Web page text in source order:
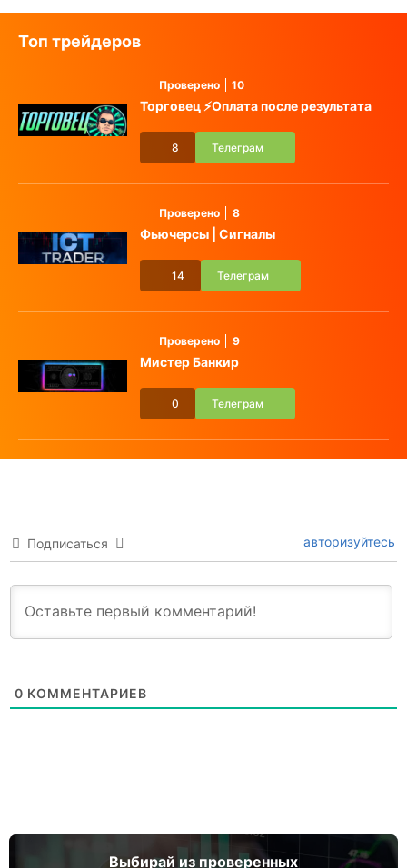
Топ трейдеров
Проверено 10
Торговец ⚡️Оплата после результата
8 Телеграм
Проверено 8
Фьючерсы | Сигналы
14 Телеграм
Проверено 9
Мистер Банкир
0 Телеграм
Подписаться авторизуйтесь
0 КОММЕНТАРИЕВ
Выбирай из проверенных